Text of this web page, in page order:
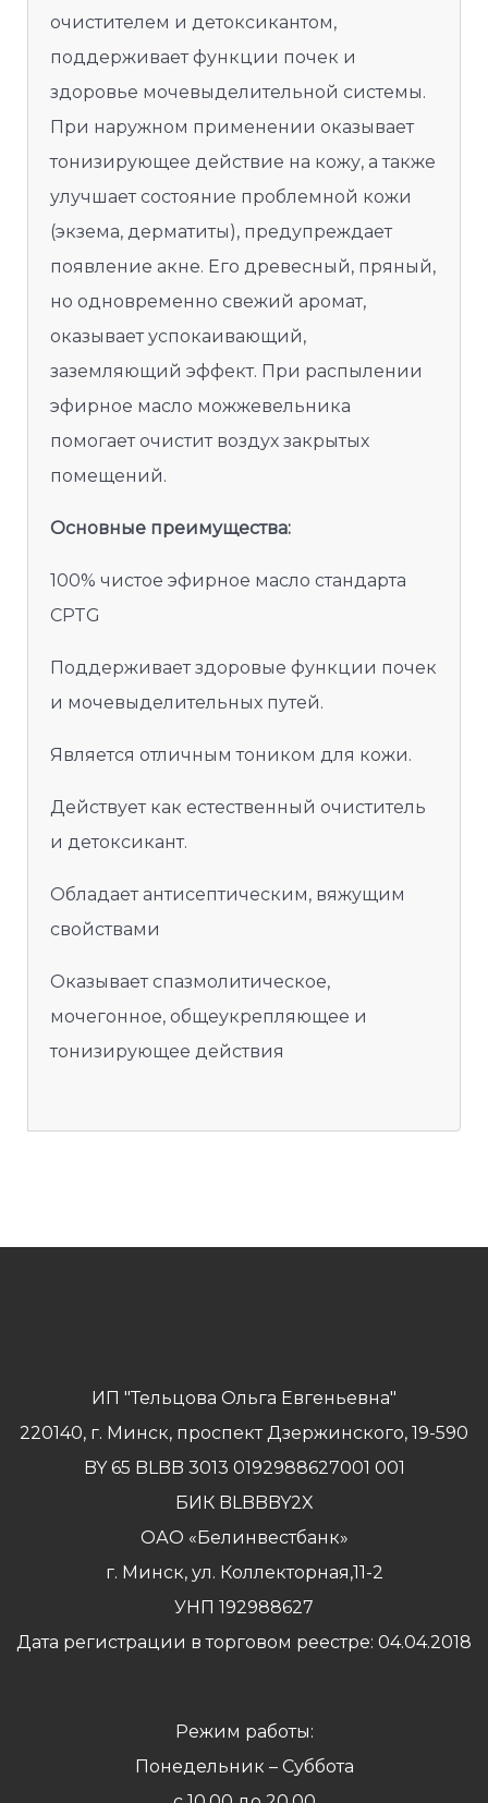
очистителем и детоксикантом,
поддерживает функции почек и
здоровье мочевыделительной системы.
При наружном применении оказывает
тонизирующее действие на кожу, а также
улучшает состояние проблемной кожи
(экзема, дерматиты), предупреждает
появление акне. Его древесный, пряный,
но одновременно свежий аромат,
оказывает успокаивающий,
заземляющий эффект. При распылении
эфирное масло можжевельника
помогает очистит воздух закрытых
помещений.
Основные преимущества:
100% чистое эфирное масло стандарта
CPTG
Поддерживает здоровые функции почек
и мочевыделительных путей.
Является отличным тоником для кожи.
Действует как естественный очиститель
и детоксикант.
Обладает антисептическим, вяжущим
свойствами
Оказывает спазмолитическое,
мочегонное, общеукрепляющее и
тонизирующее действия
ИП "Тельцова Ольга Евгеньевна"
220140, г. Минск, проспект Дзержинского, 19-590
BY 65 BLBB 3013 0192988627001 001
БИК BLBBBY2X
ОАО «Белинвестбанк»
г. Минск, ул. Коллекторная,11-2
УНП 192988627
Дата регистрации в торговом реестре: 04.04.2018
Режим работы:
Понедельник – Суббота